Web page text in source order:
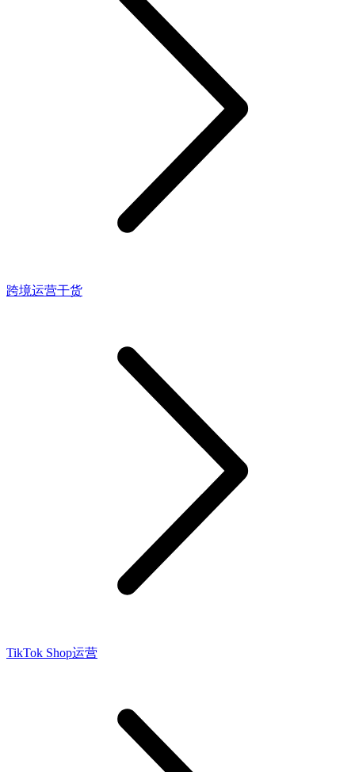
跨境运营干货
TikTok Shop运营